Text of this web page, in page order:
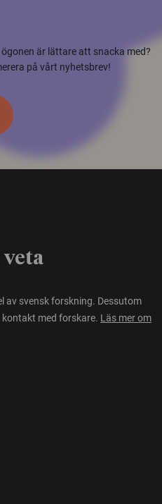
är lättare att snacka med?
på vårt nyhetsbrev!
av svensk forskning. Dessutom
med forskare. Läs mer om